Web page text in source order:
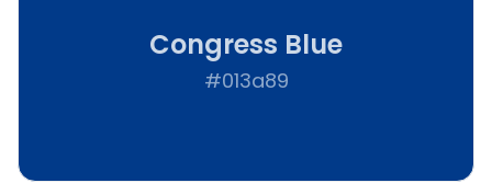
Congress Blue
#013a89